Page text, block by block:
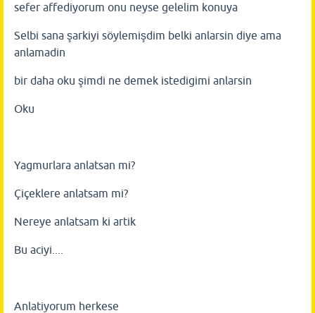
sefer affediyorum onu neyse gelelim konuya
Selbi sana şarkiyi söylemişdim belki anlarsin diye ama
anlamadin
bir daha oku şimdi ne demek istedigimi anlarsin
Oku
Yagmurlara anlatsan mi?
Çiçeklere anlatsam mi?
Nereye anlatsam ki artik
Bu aciyi....
Anlatiyorum herkese